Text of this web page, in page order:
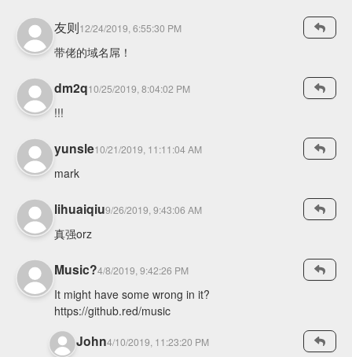
友则12/24/2019, 6:55:30 PM
带佬的域名屌！
dm2q10/25/2019, 8:04:02 PM
!!!
yunsle10/21/2019, 11:11:04 AM
mark
lihuaiqiu9/26/2019, 9:43:06 AM
真强orz
Music?4/8/2019, 9:42:26 PM
It might have some wrong in it?
https://github.red/music
John4/10/2019, 11:23:20 PM